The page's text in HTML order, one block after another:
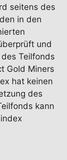
seitens des
in den
und
Teilfonds
Gold Miners
hat keinen
des
kann